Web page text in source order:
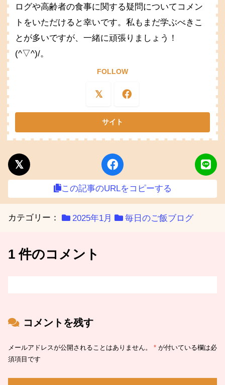
ログや高齢者の食事に関する疑問についてコメン
トをいただけると幸いです。私もまだ学ぶべきこ
とが多いですが、一緒に頑張りましょう！
(^▽^)/。
FOLLOW
この記事のURLをコピーする
カテゴリー： 2025年1月 毎日のご飯ブログ
1 件のコメント
コメントを残す
メールアドレスが公開されることはありません。 * が付いている欄は必
須項目です